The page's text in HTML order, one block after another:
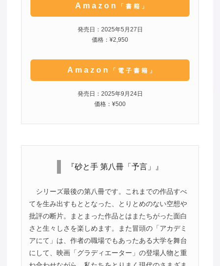
Amazon 「書籍」
発売日：2025年5月27日
価格：¥2,950
Amazon 「電子書籍」
発売日：2025年9月24日
価格：¥500
『砂と手 第八冊「予言」』
シリーズ最後の第八冊です。これまでの作品すべ
てを生み出すもととなった、とりとめのない空想や
批評の断片。まとまった作品とはまたちがった面白
さと生々しさを楽しめます。また冒頭の「アカデミ
アにて」は、作者の職場でもあったある大学を舞台
にして、映画「グラディエーター」の登場人物と重